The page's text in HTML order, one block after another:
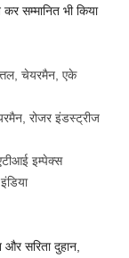
सम्मानित भी किया
चेयरमैन, एके
रोजर इंडस्ट्रीज
इम्पेक्स
सरिता दुहान,